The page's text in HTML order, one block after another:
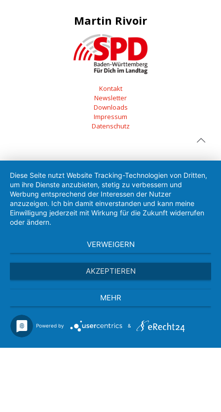
Martin Rivoir
Kontakt
Newsletter
Downloads
Impressum
Datenschutz
Diese Seite nutzt Website Tracking-Technologien von Dritten,
um ihre Dienste anzubieten, stetig zu verbessern und
Werbung entsprechend der Interessen der Nutzer
anzuzeigen. Ich bin damit einverstanden und kann meine
Einwilligung jederzeit mit Wirkung für die Zukunft widerrufen
oder ändern.
VERWEIGERN
AKZEPTIEREN
MEHR
Powered by &